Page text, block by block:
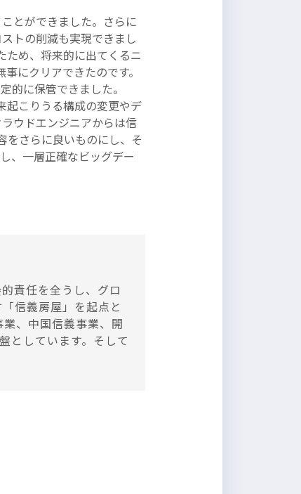
とができました。さらに
トの削減も実現できまし
ため、将来的に出てくるニ
にクリアできたのです。
的に保管できました。
起こりうる構成の変更やデ
ウドエンジニアからは信
をさらに良いものにし、そ
、一層正確なビッグデー
責任を全うし、グロ
信義房屋」を起点と
、中国信義事業、開
としています。そして